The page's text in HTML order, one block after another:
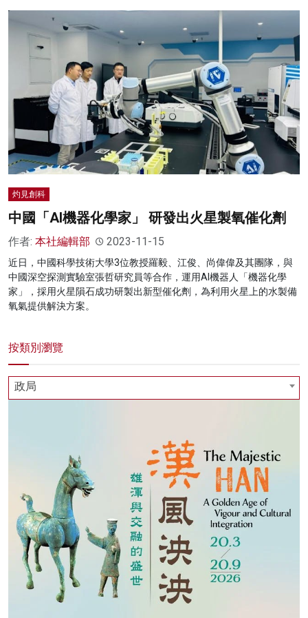
灼見創科
中國「AI機器化學家」 研發出火星製氧催化劑
作者: 本社編輯部 2023-11-15
近日，中國科學技術大學3位教授羅毅、江俊、尚偉偉及其團隊，與
中國深空探測實驗室張哲研究員等合作，運用AI機器人「機器化學
家」，採用火星隕石成功研製出新型催化劑，為利用火星上的水製備
氧氣提供解決方案。
按類別瀏覽
政局